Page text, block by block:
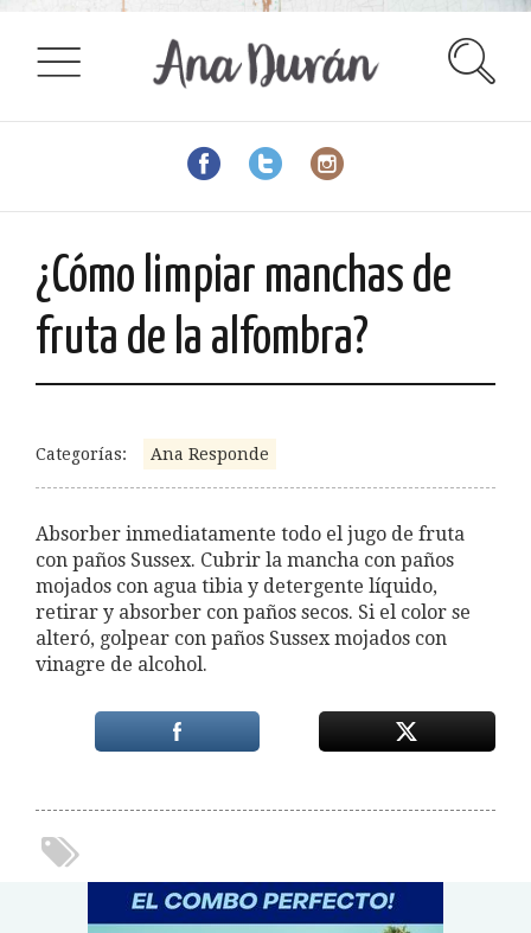
¿Cómo limpiar manchas de
fruta de la alfombra?
Categorías: Ana Responde
Absorber inmediatamente todo el jugo de fruta
con paños Sussex. Cubrir la mancha con paños
mojados con agua tibia y detergente líquido,
retirar y absorber con paños secos. Si el color se
alteró, golpear con paños Sussex mojados con
vinagre de alcohol.